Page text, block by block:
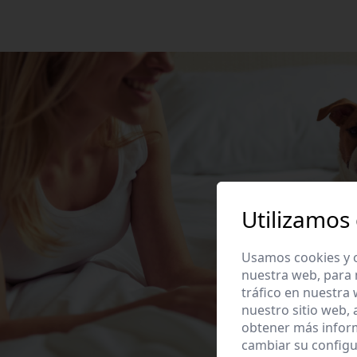
Utilizamos
Usamos cookies
nuestra web, para
tráfico en nuestra
nuestro sitio web,
obtener más
cambiar su